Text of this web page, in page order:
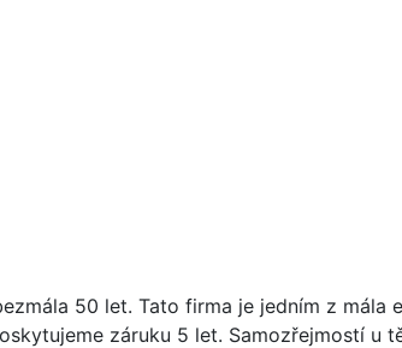
50 let. Tato firma je jedním z mála
záruku 5 let. Samozřejmostí u